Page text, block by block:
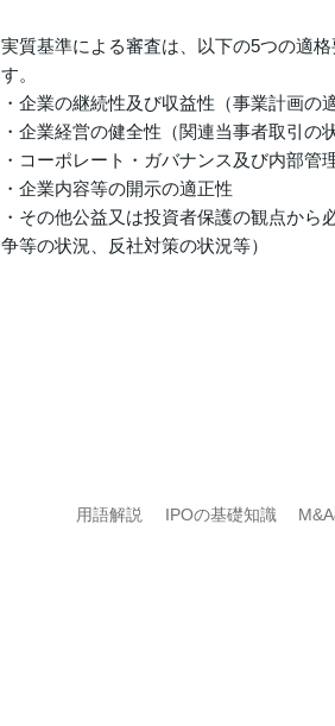
実質基準による審査は、以下の5つの適
す。
・企業の継続性及び収益性（事業計画の
・企業経営の健全性（関連当事者取引の
・コーポレート・ガバナンス及び内部管
・企業内容等の開示の適正性
・その他公益又は投資者保護の観点から
争等の状況、反社対策の状況等）
用語解説 IPOの基礎知識